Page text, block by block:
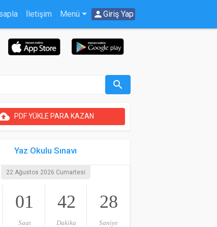
İletişim Menü personGiriş Yap
search
PDF YÜKLE PARA KAZAN
Yaz Okulu Sınavı
22 Ağustos 2026 Cumartesi
01
Saat
42
Dakika
28
Saniye